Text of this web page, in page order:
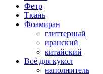
Фетр
Ткань
Фоамиран
глиттерный
иранский
китайский
Всё для кукол
наполнитель